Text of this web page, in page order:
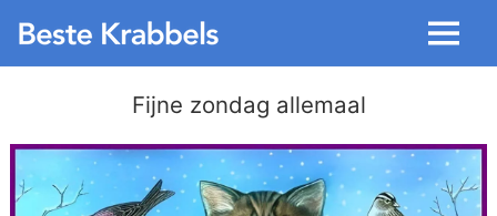
Menu
Fijne zondag allemaal